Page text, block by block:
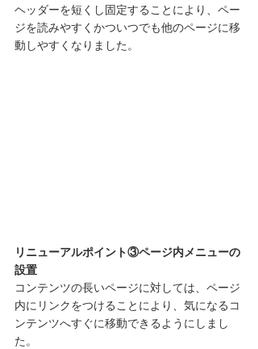
ヘッダーを短くし固定することにより、ペー
ジを読みやすくかついつでも他のページに移
動しやすくなりました。
リニューアルポイント③ページ内メニューの
設置
コンテンツの長いページに対しては、ページ
内にリンクをつけることにより、気になるコ
ンテンツへすぐに移動できるようにしまし
た。